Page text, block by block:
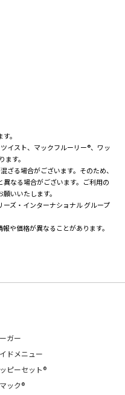
。
イスト、マックフルーリー®、ワッ
す。
る場合がございます。そのため、
なる場合がございます。ご利用の
いいたします。
ズ・インターナショナル グループ
や価格が異なることがあります。
ガー
ドメニュー
ピーセット®
ック®